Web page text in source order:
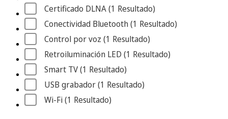
Certificado DLNA (1 Resultado)
Conectividad Bluetooth (1 Resultado)
Control por voz (1 Resultado)
Retroiluminación LED (1 Resultado)
Smart TV (1 Resultado)
USB grabador (1 Resultado)
Wi-Fi (1 Resultado)